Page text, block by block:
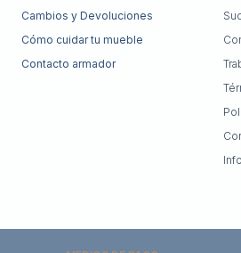
Cambios y Devoluciones
Cómo cuidar tu mueble
Contacto armador